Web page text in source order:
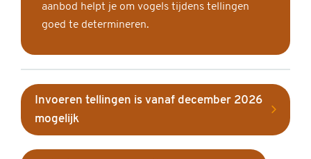
aanbod helpt je om vogels tijdens tellingen
goed te determineren.
Invoeren tellingen is vanaf december 2026
mogelijk